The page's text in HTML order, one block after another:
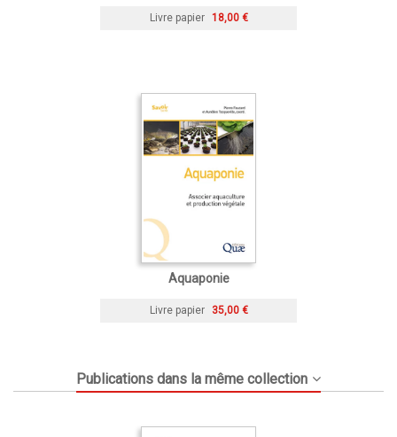
Livre papier 18,00 €
Aquaponie
Livre papier 35,00 €
Publications dans la même collection